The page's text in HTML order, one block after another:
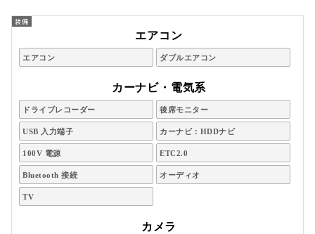
エアコン
エアコン ダブルエアコン
カーナビ・電気系
ドライブレコーダー 後席モニター
USB 入力端子 カーナビ：HDDナビ
100V 電源 ETC2.0
Bluetooth 接続 オーディオ
TV
カメラ